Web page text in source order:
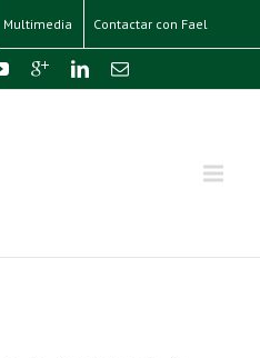
Multimedia Contactar con Fael